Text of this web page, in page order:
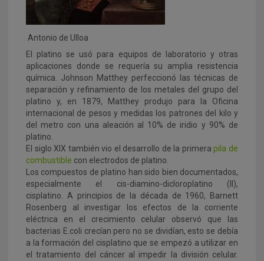
Antonio de Ulloa
El platino se usó para equipos de laboratorio y otras
aplicaciones donde se requería su amplia resistencia
química. Johnson Matthey perfeccionó las técnicas de
separación y refinamiento de los metales del grupo del
platino y, en 1879, Matthey produjo para la Oficina
internacional de pesos y medidas los patrones del kilo y
del metro con una aleación al 10% de iridio y 90% de
platino.
El siglo XIX también vio el desarrollo de la primerapila de
combustible con electrodos de platino.
Los compuestos de platino han sido bien documentados,
especialmente el cis-diamino-dicloroplatino (II),
cisplatino. A principios de la década de 1960, Barnett
Rosenberg al investigar los efectos de la corriente
eléctrica en el crecimiento celular observó que las
bacterias E.coli crecían pero no se dividían, esto se debía
a la formación del cisplatino que se empezó a utilizar en
el tratamiento del cáncer al impedir la división celular.